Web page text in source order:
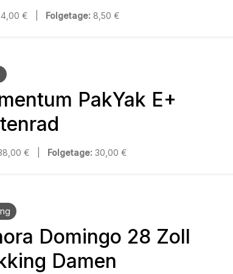
€ | Folgetage: 8,50 €
PakYak E+
€ | Folgetage: 30,00 €
Domingo 28 Zoll
Damen